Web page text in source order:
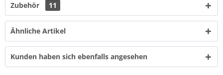
Zubehör 11
Ähnliche Artikel
Kunden haben sich ebenfalls angesehen